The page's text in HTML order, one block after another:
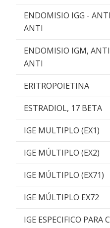
ENDOMISIO IGG -
ANTI
ENDOMISIO IGM,
ANTI
ERITROPOIETINA
ESTRADIOL, 17 BETA
IGE MULTIPLO (EX1)
IGE MÚLTIPLO (EX2)
IGE MÚLTIPLO (EX71)
IGE MÚLTIPLO EX72
IGE ESPECIFICO PARA